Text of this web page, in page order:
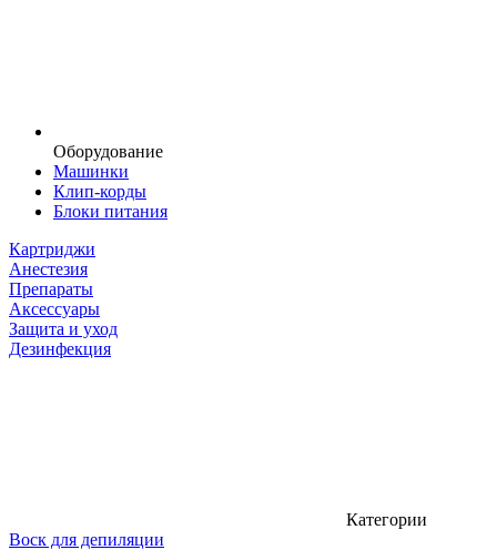
Оборудование
Машинки
Клип-корды
Блоки питания
Картриджи
Анестезия
Препараты
Аксессуары
Защита и уход
Дезинфекция
Категории
Воск для депиляции